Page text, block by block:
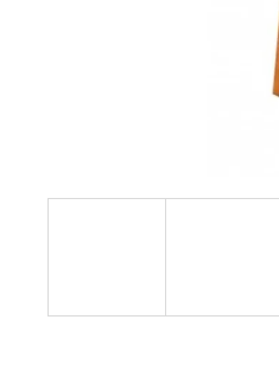
RUSTIKÁLNÍ
2 890